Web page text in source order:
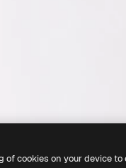
of cookies on your device